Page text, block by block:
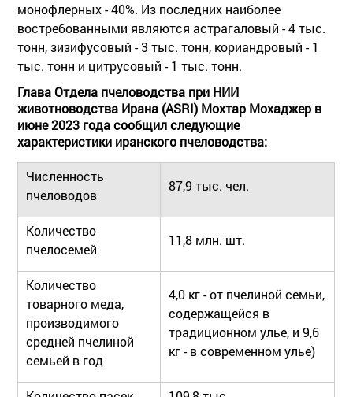
монофлерных - 40%. Из последних наиболее
востребованными являются астрагаловый - 4 тыс.
тонн, зизифусовый - 3 тыс. тонн, кориандровый - 1
тыс. тонн и цитрусовый - 1 тыс. тонн.
Глава Отдела пчеловодства при НИИ
животноводства Ирана (ASRI) Мохтар Мохаджер в
июне 2023 года сообщил следующие
характеристики иранского пчеловодства:
Численность
пчеловодов
87,9 тыс. чел.
Количество
пчелосемей
11,8 млн. шт.
Количество
товарного меда,
производимого
средней пчелиной
семьей в год
4,0 кг - от пчелиной семьи,
содержащейся в
традиционном улье, и 9,6
кг - в современном улье)